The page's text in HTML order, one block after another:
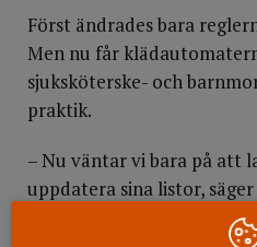
Först ändrades bara
Men nu får
sjuksköterske- och
praktik.
– Nu väntar vi bara på att
uppdatera sina listor,
ordförande för Umeå